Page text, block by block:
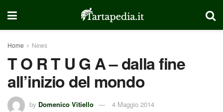
Home News
T O R T U G A – dalla fine
all’inizio del mondo
by Domenico Vitiello 4 Maggio 2014